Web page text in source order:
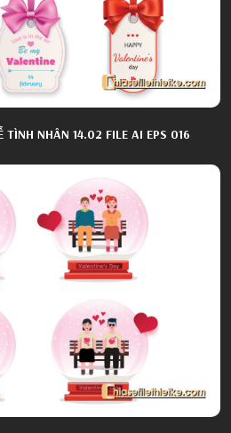
TÌNH NHÂN 14.02 FILE AI EPS 016